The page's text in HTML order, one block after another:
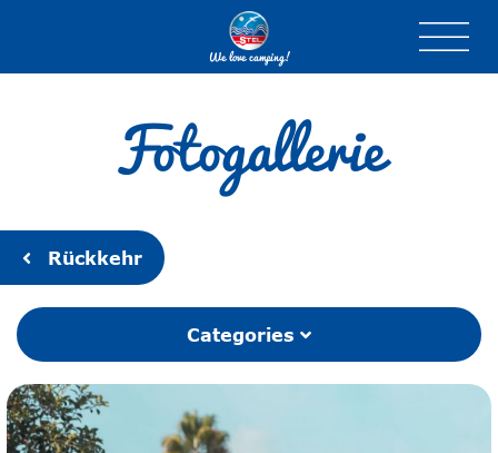
We love camping!
Fotogallerie
Rückkehr
Categories